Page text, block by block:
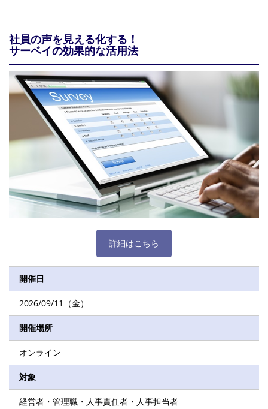
社員の声を見える化する！
サーベイの効果的な活用法
詳細はこちら
開催日
2026/09/11（金）
開催場所
オンライン
対象
経営者・管理職・人事責任者・人事担当者